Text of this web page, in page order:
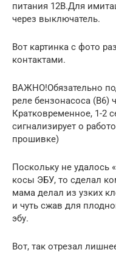
питания 12В.Для
через выключатель.
Вот картинка с фото
контактами.
ВАЖНО!Обязательно
реле бензонасоса (B6)
Кратковременное, 1-2
сигнализирует о
прошивке)
Поскольку не удалось
косы ЭБУ, то сделал
мама делал из узких
и чуть сжав для
эбу.
Вот, так отрезал